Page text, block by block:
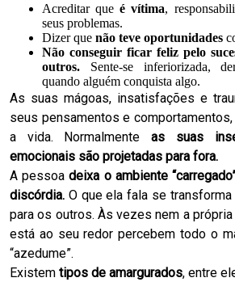
Acreditar que é vítima,
seus problemas.
Dizer que não teve oportunidades
Não conseguir ficar feliz pelo
outros. Sente-se inferiorizada,
quando alguém conquista algo.
As suas mágoas, insatisfações e
seus pensamentos e
a vida. Normalmenteas suas
emocionais são projetadas para fora.
A pessoadeixa o ambiente
discórdia. O que ela fala se
para os outros. Às vezes nem a
está ao seu redor percebem todo o
“azedume”.
Existem tipos de amargurados, entre